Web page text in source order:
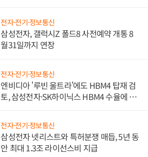
전자·전기·정보통신
삼성전자, 갤럭시Z 폴드8 사전예약 개통 8
월31일까지 연장
전자·전기·정보통신
엔비디아 '루빈 울트라'에도 HBM4 탑재 검
토, 삼성전자·SK하이닉스 HBM4 수율에 주
전자·전기·정보통신
삼성전자 넷리스트와 특허분쟁 매듭, 5년 동
안 최대 1.3조 라이선스비 지급